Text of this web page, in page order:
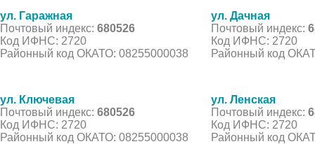
ул. Гаражная
Почтовый индекс: 680526
Код ИФНС: 2720
Районный код ОКАТО: 08255000038
ул. Дачная
Почтовый индекс:
Код ИФНС: 2720
Районный код
ул. Ключевая
Почтовый индекс: 680526
Код ИФНС: 2720
Районный код ОКАТО: 08255000038
ул. Ленская
Почтовый индекс:
Код ИФНС: 2720
Районный код